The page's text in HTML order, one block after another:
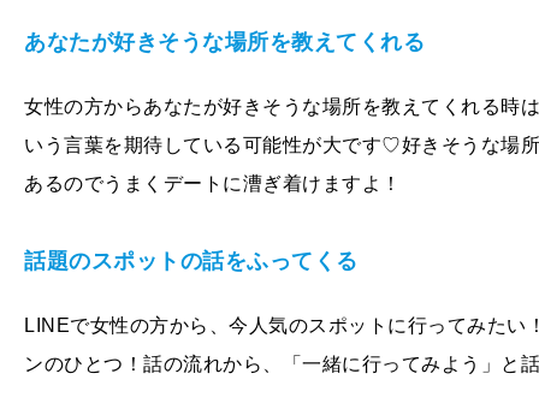
あなたが好きそうな場所を教えてくれる
女性の方からあなたが好きそうな場所を教えてくれる時
いう言葉を期待している可能性が大です♡好きそうな場
あるのでうまくデートに漕ぎ着けますよ！
話題のスポットの話をふってくる
LINEで女性の方から、今人気のスポットに行ってみた
ンのひとつ！話の流れから、「一緒に行ってみよう」と